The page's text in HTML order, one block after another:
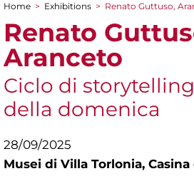
You are here
Home > Exhibitions > Renato Guttuso,
Renato
Aranceto
Ciclo di
della domenica
28/09/2025
Musei di Villa Torlonia,